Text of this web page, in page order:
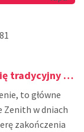
FEST w Bibione!
to główne
Zenith w dniach
zakończenia